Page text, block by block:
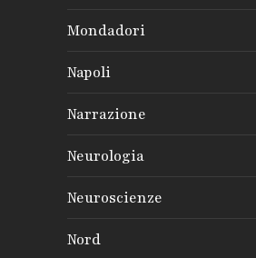
Mondadori
Napoli
Narrazione
Neurologia
Neuroscienze
Nord